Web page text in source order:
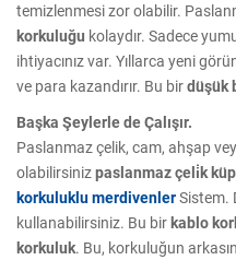
temizlenmesi zor olabilir.
korkuluğu kolaydır. Sadece
ihtiyacınız var. Yıllarca yeni
ve para kazandırır. Bu birdüşük
Başka Şeylerle de Çalışır.
Paslanmaz çelik, cam, ahşap
olabilirsinizpaslanmaz çeli̇k
korkuluklu merdivenlerSistem.
kullanabilirsiniz. Bu birkablo
korkuluk. Bu, korkuluğun